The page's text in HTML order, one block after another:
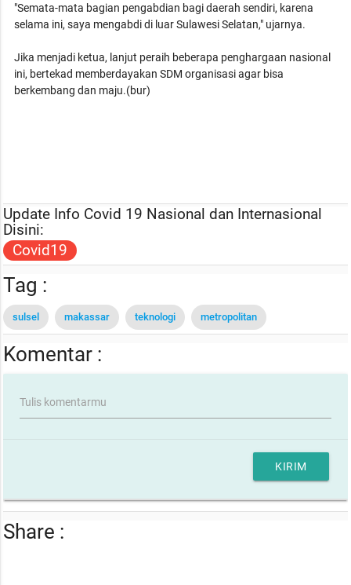
"Semata-mata bagian pengabdian bagi daerah sendiri, karena
selama ini, saya mengabdi di luar Sulawesi Selatan," ujarnya.
Jika menjadi ketua, lanjut peraih beberapa penghargaan nasional
ini, bertekad memberdayakan SDM organisasi agar bisa
berkembang dan maju.(bur)
Update Info Covid 19 Nasional dan Internasional
Disini:
Covid19
Tag :
sulsel makassar teknologi metropolitan
Komentar :
Tulis komentarmu
KIRIM
Share :